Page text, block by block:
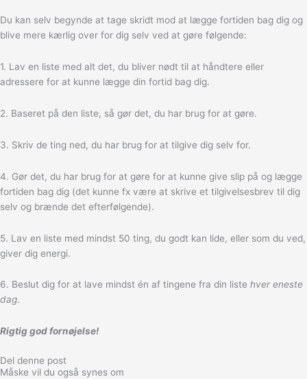
Du kan selv begynde at tage skridt mod at lægge fortiden bag dig og
blive mere kærlig over for dig selv ved at gøre følgende:
1. Lav en liste med alt det, du bliver nødt til at håndtere eller
adressere for at kunne lægge din fortid bag dig.
2. Baseret på den liste, så gør det, du har brug for at gøre.
3. Skriv de ting ned, du har brug for at tilgive dig selv for.
4. Gør det, du har brug for at gøre for at kunne give slip på og lægge
fortiden bag dig (det kunne fx være at skrive et tilgivelsesbrev til dig
selv og brænde det efterfølgende).
5. Lav en liste med mindst 50 ting, du godt kan lide, eller som du ved,
giver dig energi.
6. Beslut dig for at lave mindst én af tingene fra din liste hver eneste
dag.
Rigtig god fornøjelse!
Del denne post
Måske vil du også synes om